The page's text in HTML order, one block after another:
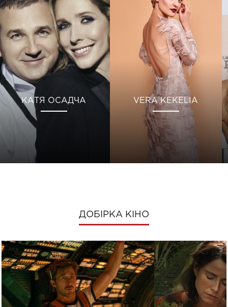
КАТЯ ОСАДЧА VERA KEKELIA
ДОБІРКА КІНО